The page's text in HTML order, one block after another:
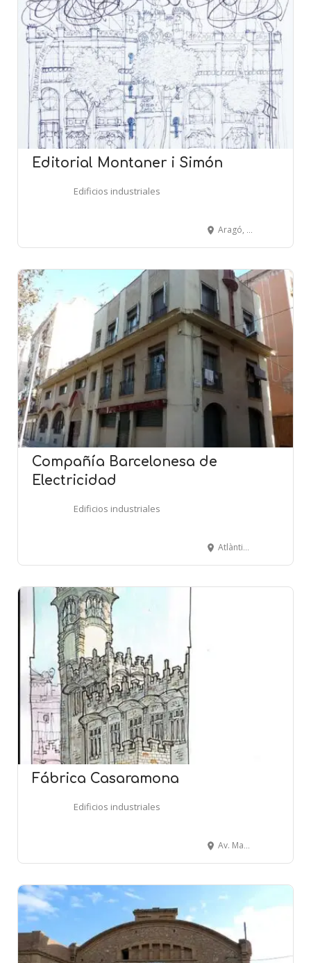
Editorial Montaner i Simón
Edificios industriales
Aragó, 255 - BARCELONA
Compañía Barcelonesa de
Electricidad
Edificios industriales
Atlàntida, 57-61 - Sant Carles, 15 - BARCELONA
Fábrica Casaramona
Edificios industriales
Av. Marquès de Comillas, 6-8 - BARCELONA